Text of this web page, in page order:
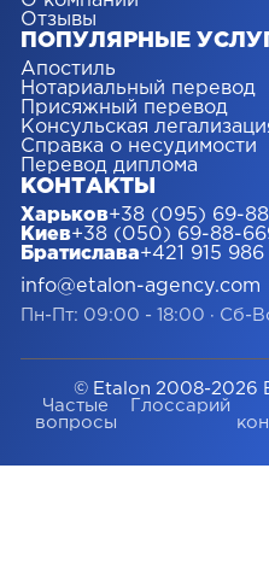
Отзывы
ПОПУЛЯРНЫЕ
Апостиль
Нотариальный перевод
Присяжный перевод
Консульская
Справка о несудимости
Перевод диплома
КОНТАКТЫ
Харьков+38 (095) 69-
Киев+38 (050) 69-88-
Братислава+421 915 986
info@etalon-agency.com
Пн-Пт: 09:00 - 18:00 · Сб-
© Etalon 2008-2026
Частые
вопросы
Глоссарий